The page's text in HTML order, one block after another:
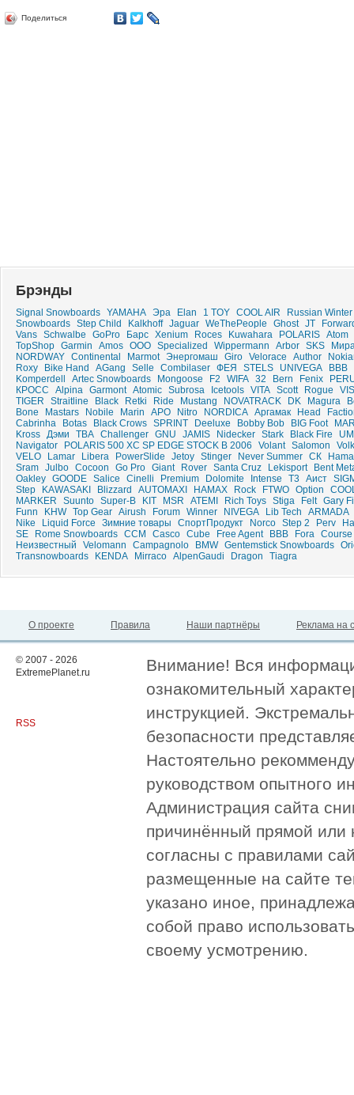
Поделиться
Брэнды
Signal Snowboards YAMAHA Эра Elan 1 TOY COOL AIR
Russian Winter
Snowboards Step Child Kalkhoff Jaguar WeThePeople Ghost JT
Vans Schwalbe GoPro Барс Xenium Roces Kuwahara POLARIS Atom
TopShop Garmin Amos ООО Specialized Wippermann Arbor SKS
NORDWAY Continental Marmot Энергомаш Giro Velorace Author
Roxy
Bike Hand AGang Selle Combilaser ФЕЯ STELS UNIVEGA
ВВВ
Komperdell
Artec Snowboards Mongoose F2 WIFA 32 Bern Fenix
КРОСС
Alpina Garmont Atomic Subrosa Icetools VITA Scott Rogue
TIGER
Straitline Black Retki Ride Mustang NOVATRACK DK Magura
Bone
Mastars Nobile Marin APO Nitro NORDICA Аргамак Head
Cabrinha
Botas Black Crows SPRINT Deeluxe Bobby Bob BIG Foot
Kross Дэми TBA Challenger GNU JAMIS Nidecker Stark Black Fire
Navigator
POLARIS 500 XC SP EDGE STOCK B 2006 Volant Salomon
VELO
Lamar Libera PowerSlide Jetoy Stinger Never Summer СК
Hama
Sram Julbo Cocoon Go Pro Giant Rover Santa Cruz Lekisport
Bent
Oakley GOODE Salice Cinelli Premium Dolomite Intense T3 Аист
Step
KAWASAKI Blizzard AUTOMAXI HAMAX Rock FTWO Option
MARKER
Suunto Super-B KIT MSR ATEMI Rich Toys Stiga Felt Gary
Funn
KHW Top Gear Airush Forum Winner NIVEGA Lib Tech
ARMADA
Nike
Liquid Force Зимние товары СпортПродукт Norco Step 2 Perv
SE
Rome Snowboards CCM Casco Cube Free Agent BBB Fora Course
Неизвестный
Velomann Campagnolo BMW Gentemstick Snowboards
Transnowboards
KENDA Mirraco AlpenGaudi Dragon Tiagra
О проекте Правила Наши партнёры Реклама на
© 2007 - 2026
ExtremePlanet.ru
RSS
Внимание! Вся
ознакомительный
инструкцией.
безопасности
Настоятельно
руководством опытного
Администрация сайта
причинённый прямой или
согласны с правилами
размещенные на сайте
указано иное,
собой право
своему усмотрению.